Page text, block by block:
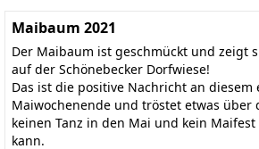
Maibaum 2021
Der Maibaum ist geschmückt und zeigt
auf der Schönebecker Dorfwiese!
Das ist die positive Nachricht an diesem
Maiwochenende und tröstet etwas über
keinen Tanz in den Mai und kein
kann.